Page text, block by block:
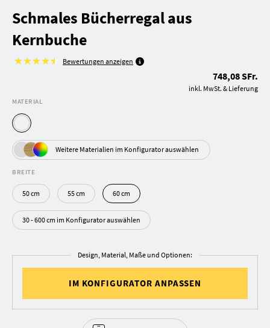
Schmales Bücherregal aus
Kernbuche
Bewertungen anzeigen
748,08 SFr.
inkl. MwSt. & Lieferung
MATERIAL
Weitere Materialien im Konfigurator auswählen
BREITE
50 cm 55 cm 60 cm
30 - 600 cm im Konfigurator auswählen
Design, Material, Maße und Optionen:
IM KONFIGURATOR ANPASSEN